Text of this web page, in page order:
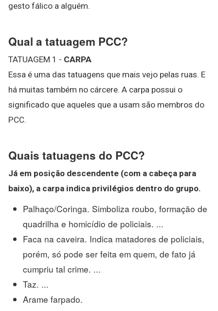
gesto fálico a alguém.
Qual a tatuagem PCC?
TATUAGEM 1 - CARPA
Essa é uma das tatuagens que mais vejo pelas ruas. E
há muitas também no cárcere. A carpa possui o
significado que aqueles que a usam são membros do
PCC.
Quais tatuagens do PCC?
Já em posição descendente (com a cabeça para
baixo), a carpa indica privilégios dentro do grupo.
Palhaço/Coringa. Simboliza roubo, formação de
quadrilha e homicídio de policiais. ...
Faca na caveira. Indica matadores de policiais,
porém, só pode ser feita em quem, de fato já
cumpriu tal crime. ...
Taz. ...
Arame farpado.